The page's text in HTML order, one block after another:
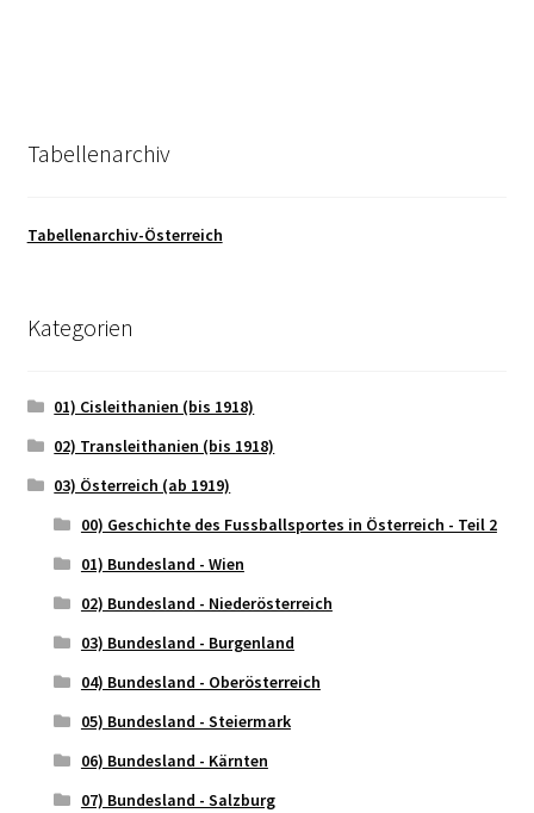
Tabellenarchiv
Tabellenarchiv-Österreich
Kategorien
01) Cisleithanien (bis 1918)
02) Transleithanien (bis 1918)
03) Österreich (ab 1919)
00) Geschichte des Fussballsportes in Österreich - Teil 2
01) Bundesland - Wien
02) Bundesland - Niederösterreich
03) Bundesland - Burgenland
04) Bundesland - Oberösterreich
05) Bundesland - Steiermark
06) Bundesland - Kärnten
07) Bundesland - Salzburg